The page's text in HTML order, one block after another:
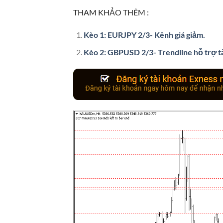
THAM KHẢO THÊM :
Kèo 1: EURJPY 2/3- Kênh giá giảm.
Kèo 2: GBPUSD 2/3- Trendline hỗ trợ